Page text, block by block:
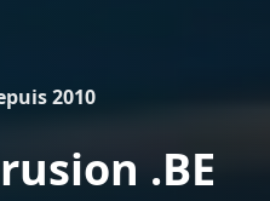
2010
.BE